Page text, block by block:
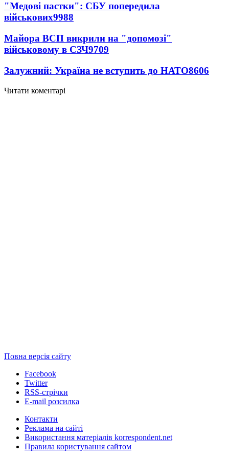
"Медові пастки": СБУ попередила
військових9988
Майора ВСП викрили на "допомозі"
військовому в СЗЧ9709
Залужний: Україна не вступить до НАТО8606
Читати коментарі
Повна версія сайту
Facebook
Twitter
RSS-стрічки
E-mail розсилка
Контакти
Реклама на сайті
Використання матеріалів korrespondent.net
Правила користування сайтом